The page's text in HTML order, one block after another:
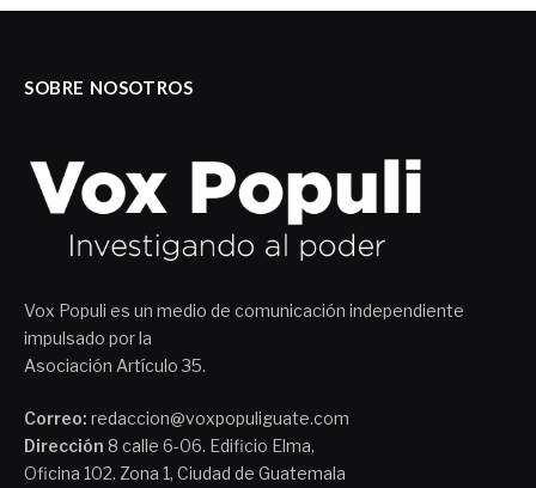
SOBRE NOSOTROS
Vox Populi es un medio de comunicación independiente
impulsado por la
Asociación Artículo 35.
Correo: redaccion@voxpopuliguate.com
Dirección 8 calle 6-06. Edificio Elma,
Oficina 102. Zona 1, Ciudad de Guatemala